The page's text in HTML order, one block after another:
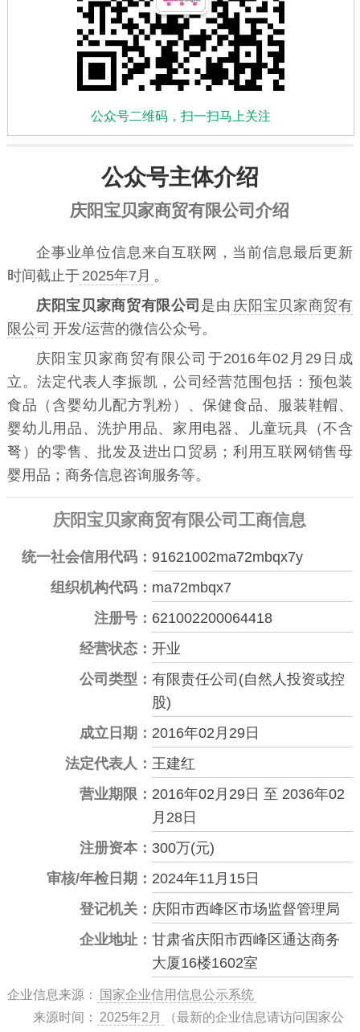
公众号二维码，扫一扫马上关注
公众号主体介绍
庆阳宝贝家商贸有限公司介绍
企事业单位信息来自互联网，当前信息最后更新
时间截止于 2025年7月 。
庆阳宝贝家商贸有限公司 是由 庆阳宝贝家商贸有
限公司 开发/运营的微信公众号。
庆阳宝贝家商贸有限公司于2016年02月29日成
立。法定代表人李振凯，公司经营范围包括：预包装
食品（含婴幼儿配方乳粉）、保健食品、服装鞋帽、
婴幼儿用品、洗护用品、家用电器、儿童玩具（不含
弩）的零售、批发及进出口贸易；利用互联网销售母
婴用品；商务信息咨询服务等。
庆阳宝贝家商贸有限公司工商信息
统一社会信用代码： 91621002ma72mbqx7y
组织机构代码： ma72mbqx7
注册号： 621002200064418
经营状态： 开业
公司类型： 有限责任公司(自然人投资或控
股)
成立日期： 2016年02月29日
法定代表人： 王建红
营业期限： 2016年02月29日 至 2036年02
月28日
注册资本： 300万(元)
审核/年检日期： 2024年11月15日
登记机关： 庆阳市西峰区市场监督管理局
企业地址： 甘肃省庆阳市西峰区通达商务
大厦16楼1602室
企业信息来源：
国家企业信用信息公示系统
来源时间：
2025年2月
（最新的企业信息请访问国家公